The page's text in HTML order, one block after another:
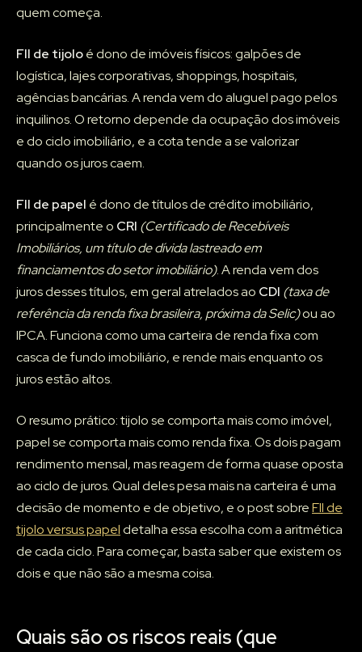
quem começa.
FII de tijoloé dono de imóveis físicos: galpões de
logística, lajes corporativas, shoppings, hospitais,
agências bancárias. A renda vem do aluguel pago pelos
inquilinos. O retorno depende da ocupação dos imóveis
e do ciclo imobiliário, e a cota tende a se valorizar
quando os juros caem.
FII de papel é dono de títulos de crédito imobiliário,
principalmente o CRI (Certificado de Recebíveis
Imobiliários, um título de dívida lastreado em
financiamentos do setor imobiliário). A renda vem dos
juros desses títulos, em geral atrelados ao CDI (taxa de
referência da renda fixa brasileira, próxima da Selic)ou ao
IPCA. Funciona como uma carteira de renda fixa com
casca de fundo imobiliário, e rende mais enquanto os
juros estão altos.
O resumo prático: tijolo se comporta mais como imóvel,
papel se comporta mais como renda fixa. Os dois pagam
rendimento mensal, mas reagem de forma quase oposta
ao ciclo de juros. Qual deles pesa mais na carteira é uma
decisão de momento e de objetivo, e o post sobreFII de
tijolo versus papeldetalha essa escolha com a aritmética
de cada ciclo. Para começar, basta saber que existem os
dois e que não são a mesma coisa.
Quais são os riscos reais (que